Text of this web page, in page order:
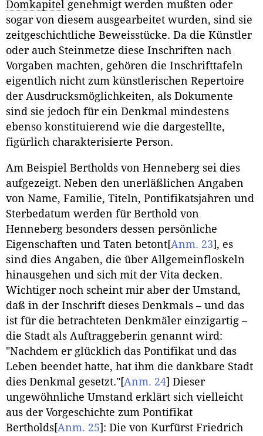
Domkapitel genehmigt werden mußten oder
sogar von diesem ausgearbeitet wurden, sind sie
zeitgeschichtliche Beweisstücke. Da die Künstler
oder auch Steinmetze diese Inschriften nach
Vorgaben machten, gehören die Inschrifttafeln
eigentlich nicht zum künstlerischen Repertoire
der Ausdrucksmöglichkeiten, als Dokumente
sind sie jedoch für ein Denkmal mindestens
ebenso konstituierend wie die dargestellte,
figürlich charakterisierte Person.
Am Beispiel Bertholds von Henneberg sei dies
aufgezeigt. Neben den unerläßlichen Angaben
von Name, Familie, Titeln, Pontifikatsjahren und
Sterbedatum werden für Berthold von
Henneberg besonders dessen persönliche
Eigenschaften und Taten betont[Anm. 23] , es
sind dies Angaben, die über Allgemeinfloskeln
hinausgehen und sich mit der Vita decken.
Wichtiger noch scheint mir aber der Umstand,
daß in der Inschrift dieses Denkmals – und das
ist für die betrachteten Denkmäler einzigartig –
die Stadt als Auftraggeberin genannt wird:
"Nachdem er glücklich das Pontifikat und das
Leben beendet hatte, hat ihm die dankbare Stadt
dies Denkmal gesetzt."[Anm. 24] Dieser
ungewöhnliche Umstand erklärt sich vielleicht
aus der Vorgeschichte zum Pontifikat
Bertholds[Anm. 25] : Die von Kurfürst Friedrich